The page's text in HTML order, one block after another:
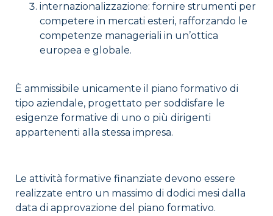
internazionalizzazione: fornire strumenti per
competere in mercati esteri, rafforzando le
competenze manageriali in un’ottica
europea e globale.
È ammissibile unicamente il piano formativo di
tipo aziendale, progettato per soddisfare le
esigenze formative di uno o più dirigenti
appartenenti alla stessa impresa.
Le attività formative finanziate devono essere
realizzate entro un massimo di dodici mesi dalla
data di approvazione del piano formativo.